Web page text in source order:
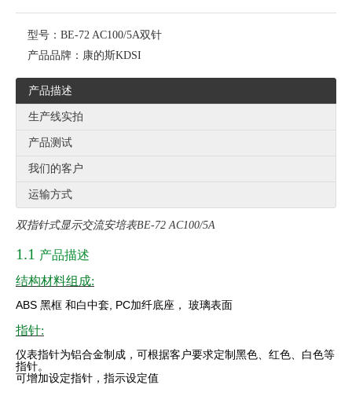
型号： BE-72 AC100/5A双针
产品品牌： 康的斯KDSI
产品描述
生产线实拍
产品测试
我们的客户
运输方式
双指针式显示交流安培表BE-72 AC100/5A
1.1 产品描述
结构材料组成:
ABS 黑框 和白中套 , PC加纤底座， 玻璃表面
指针:
仪表指针为铝合金制成，可根据客户要求定制黑色、红色、白色等
指针。
可增加设定指针，指示设定值